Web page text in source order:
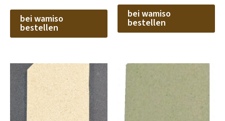
bei wamiso
bestellen
bei wamiso
bestellen